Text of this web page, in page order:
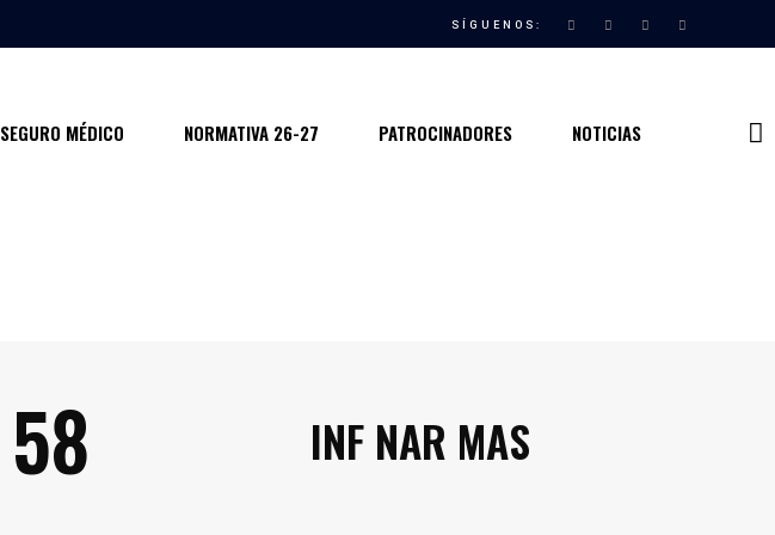
SÍGUENOS:
SEGURO MÉDICO NORMATIVA 26-27 PATROCINADORES NOTICIAS
58 INF NAR MAS